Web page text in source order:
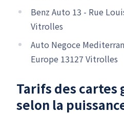
Benz Auto 13 - Rue
Vitrolles
Auto Negoce
Europe 13127 Vitrolles
Tarifs des cartes
selon la